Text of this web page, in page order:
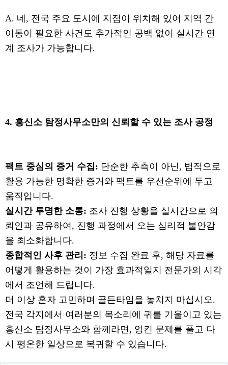
A. 네, 전국 주요 도시에 지점이 위치해 있어 지역 간
이동이 필요한 사건도 추가적인 공백 없이 실시간 연
계 조사가 가능합니다.
4. 흥신소 탐정사무소만의 신뢰할 수 있는 조사 공정
팩트 중심의 증거 수집: 단순한 추측이 아닌, 법적으로
활용 가능한 명확한 증거와 팩트를 우선순위에 두고
움직입니다.
실시간 투명한 소통: 조사 진행 상황을 실시간으로 의
뢰인과 공유하여, 진행 과정에서 오는 심리적 불안감
을 최소화합니다.
종합적인 사후 관리: 정보 수집 완료 후, 해당 자료를
어떻게 활용하는 것이 가장 효과적일지 전문가의 시각
에서 조언해 드립니다.
더 이상 혼자 고민하며 골든타임을 놓치지 마십시오.
전국 각지에서 여러분의 목소리에 귀를 기울이고 있는
흥신소 탐정사무소와 함께라면, 엉킨 문제를 풀고 다
시 평온한 일상으로 복귀할 수 있습니다.